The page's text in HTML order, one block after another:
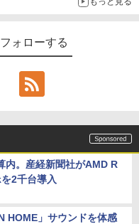
ォローする
内。産経新聞社がAMD R
2千台導入
HOME」サウンドを体感